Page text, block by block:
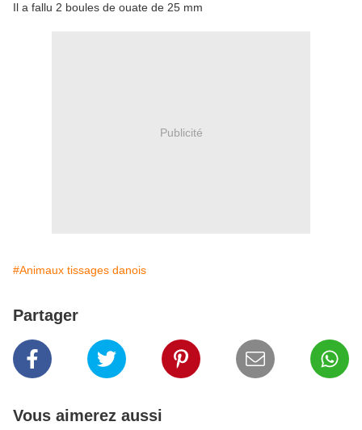
Il a fallu 2 boules de ouate de 25 mm
Publicité
#Animaux tissages danois
Partager
Vous aimerez aussi